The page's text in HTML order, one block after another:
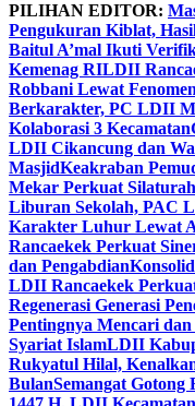
PILIHAN EDITOR:
Pengukuran Kiblat,
Baitul A’mal Ikuti
Kemenag RILDII
Robbani Lewat
Berkarakter, PC LDII
Kolaborasi 3 Kecamatan
LDII Cikancung dan
MasjidKeakraban
Mekar Perkuat
Liburan Sekolah, PAC
Karakter Luhur Lewat
Rancaekek Perkuat
dan Pengabdian
LDII Rancaekek
Regenerasi Generasi
Pentingnya Mencari dan
Syariat IslamLDII
Rukyatul Hilal,
BulanSemangat Gotong